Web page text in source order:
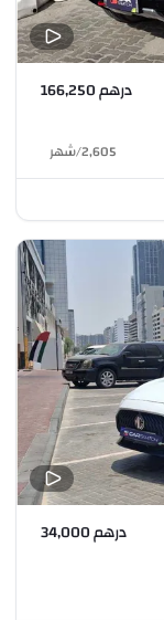
درهم 166,250
2,605
/شهر
درهم 34,000